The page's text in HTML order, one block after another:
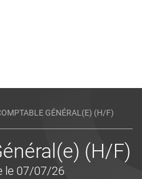
GÉNÉRAL(E) (H/F)
(H/F)
le 07/07/26